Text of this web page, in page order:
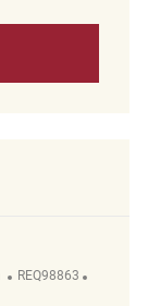
ReqId
REQ98863